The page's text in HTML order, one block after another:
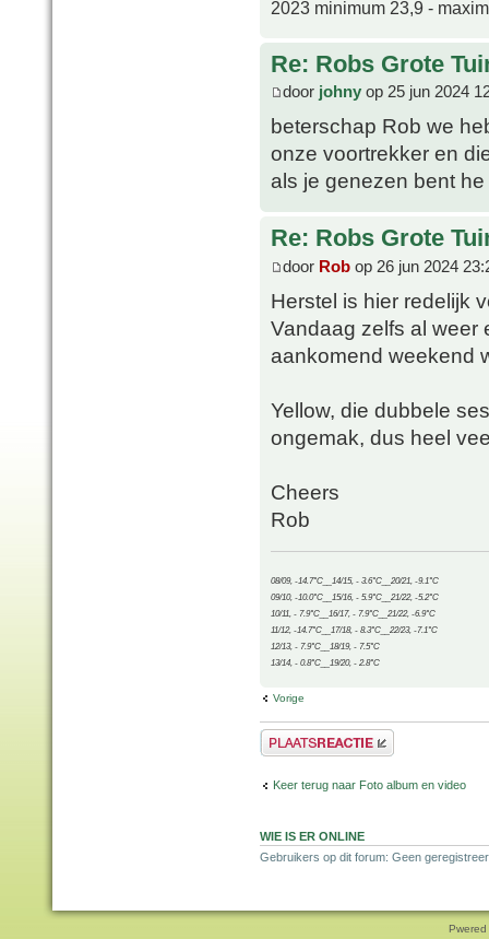
2023 minimum 23,9 -
Re: Robs Grote
door johny op 25 jun 2024
beterschap Rob we
onze voortrekker en
als je genezen bent he
Re: Robs Grote
door Rob op 26 jun 2024
Herstel is hier redelijk
Vandaag zelfs al weer
aankomend weekend
Yellow, die dubbele
ongemak, dus heel
Cheers
Rob
08/09, -14.7°C__14/15, - 3.6°C__20/21, -9.1°C
09/10, -10.0°C__15/16, - 5.9°C__21/22, -5.2°C
10/11, - 7.9°C__16/17, - 7.9°C__21/22, -6.9°C
11/12, -14.7°C__17/18, - 8.3°C__22/23, -7.1°C
12/13, - 7.9°C__18/19, - 7.5°C
13/14, - 0.8°C__19/20, - 2.8°C
Vorige
Plaats een reactie
Keer terug naar Foto album en video
WIE IS ER ONLINE
Gebruikers op dit forum: Geen